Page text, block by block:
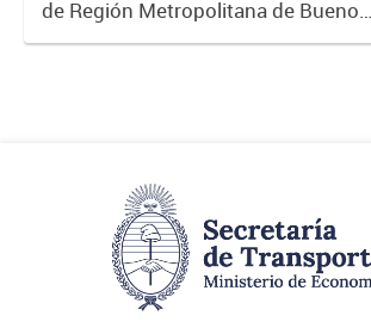
de Región Metropolitana de Buenos
Aires (RMBA).-